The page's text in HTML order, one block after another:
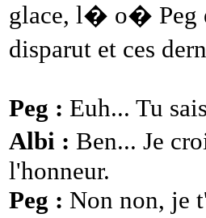
glace, l� o� Peg
disparut et ces
Peg : Euh... Tu
Albi : Ben... Je
l'honneur.
Peg : Non non, je